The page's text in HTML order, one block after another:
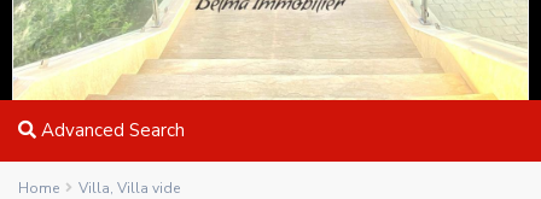
Advanced Search
Home Villa, Villa vide